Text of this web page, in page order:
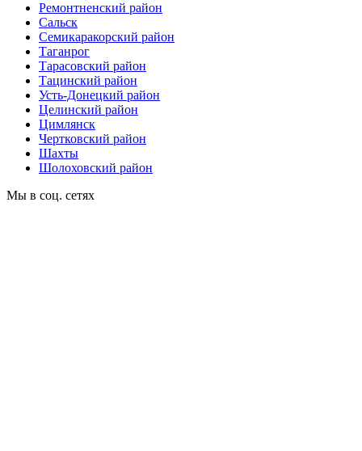
Ремонтненский район
Сальск
Семикаракорский район
Таганрог
Тарасовский район
Тацинский район
Усть-Донецкий район
Целинский район
Цимлянск
Чертковский район
Шахты
Шолоховский район
Мы в соц. сетях